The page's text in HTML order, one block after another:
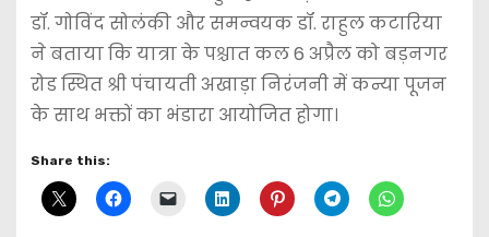
डॉ. गोविंद सोलंकी और समन्वयक डॉ. राहुल कटारिया
ने बताया कि यात्रा के पश्चात कल 6 अप्रैल को बड़नगर
रोड स्थित श्री पंचायती अखाड़ा निरंजनी में कन्या पूजन
के साथ भक्तों का भंडारा आयोजित होगा।
Share this: